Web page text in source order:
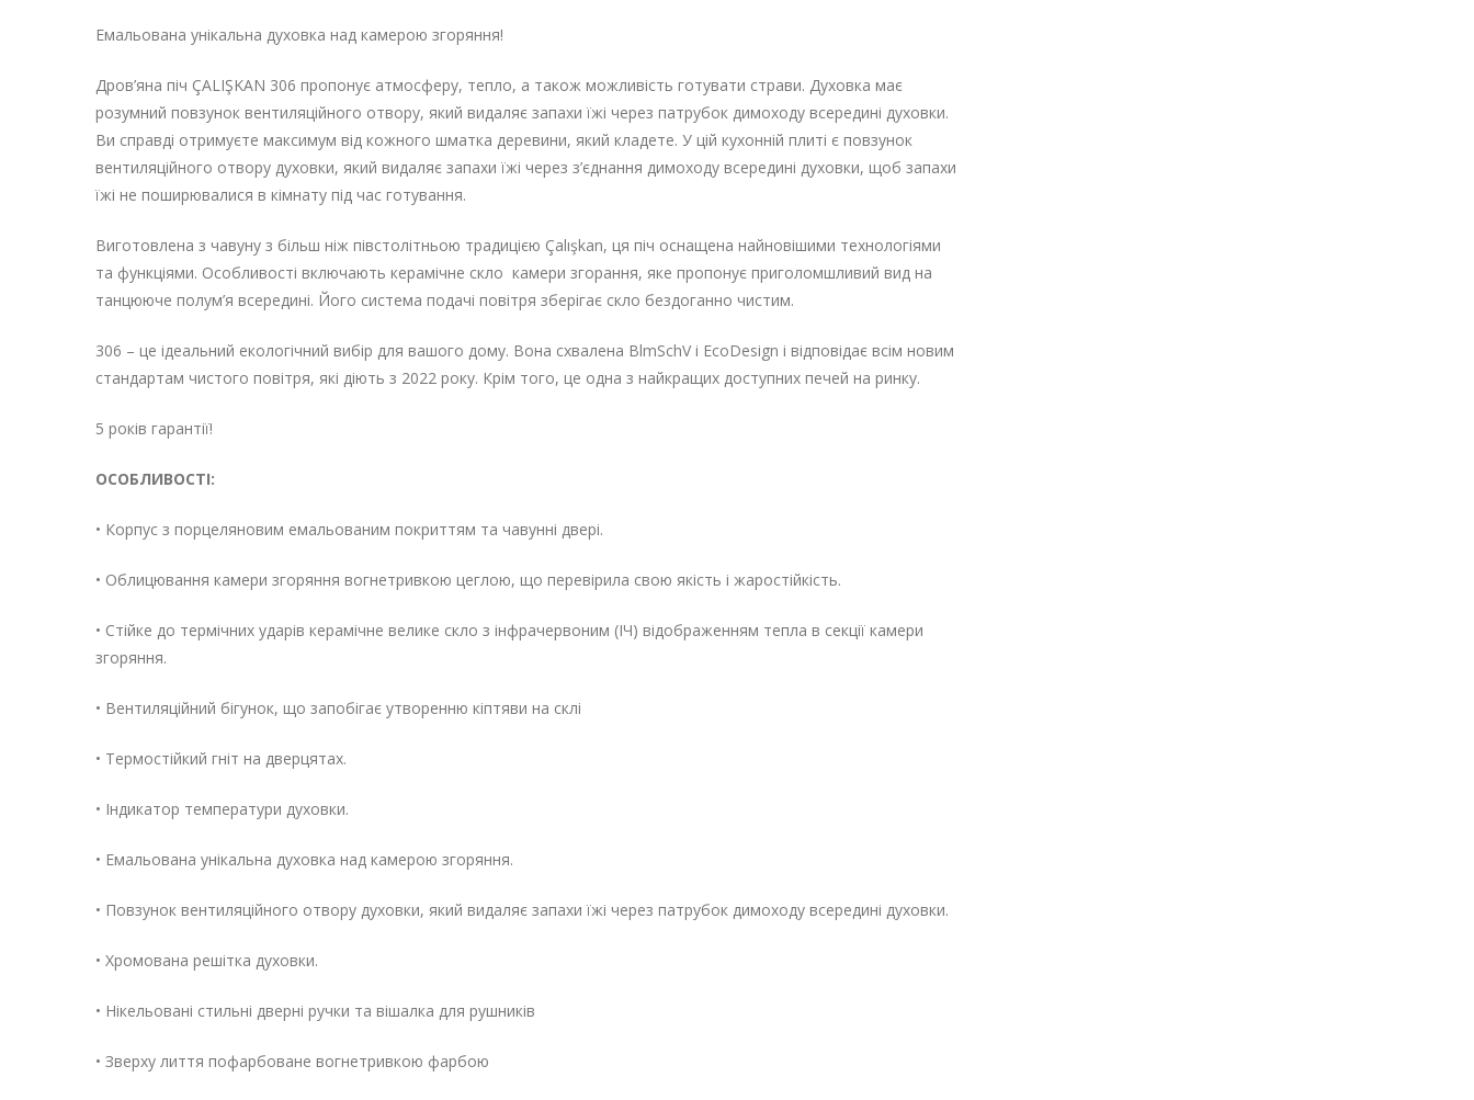
Емальована унікальна духовка над камерою згоряння!
Дров’яна піч ÇALIŞKAN 306 пропонує атмосферу, тепло, а також можливість готувати страви. Духовка має
розумний повзунок вентиляційного отвору, який видаляє запахи їжі через патрубок димоходу всередині духовки.
Ви справді отримуєте максимум від кожного шматка деревини, який кладете. У цій кухонній плиті є повзунок
вентиляційного отвору духовки, який видаляє запахи їжі через з’єднання димоходу всередині духовки, щоб запахи
їжі не поширювалися в кімнату під час готування.
Виготовлена ​​з чавуну з більш ніж півстолітньою традицією Çalışkan, ця піч оснащена найновішими технологіями
та функціями. Особливості включають керамічне скло камери згорання, яке пропонує приголомшливий вид на
танцююче полум’я всередині. Його система подачі повітря зберігає скло бездоганно чистим.
306 – це ідеальний екологічний вибір для вашого дому. Вона схвалена BlmSchV і EcoDesign і відповідає всім новим
стандартам чистого повітря, які діють з 2022 року. Крім того, це одна з найкращих доступних печей на ринку.
5 років гарантії!
ОСОБЛИВОСТІ:
• Корпус з порцеляновим емальованим покриттям та чавунні двері.
• Облицювання камери згоряння вогнетривкою цеглою, що перевірила свою якість і жаростійкість.
• Стійке до термічних ударів керамічне велике скло з інфрачервоним (ІЧ) відображенням тепла в секції камери
згоряння.
• Вентиляційний бігунок, що запобігає утворенню кіптяви на склі
• Термостійкий гніт на дверцятах.
• Індикатор температури духовки.
• Емальована унікальна духовка над камерою згоряння.
• Повзунок вентиляційного отвору духовки, який видаляє запахи їжі через патрубок димоходу всередині духовки.
• Хромована решітка духовки.
• Нікельовані стильні дверні ручки та вішалка для рушників
• Зверху лиття пофарбоване вогнетривкою фарбою